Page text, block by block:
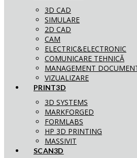
3D CAD
SIMULARE
2D CAD
CAM
ELECTRIC&ELECTRONIC
COMUNICARE TEHNICĂ
MANAGEMENT
VIZUALIZARE
PRINT3D
3D SYSTEMS
MARKFORGED
FORMLABS
HP 3D PRINTING
MASSIVIT
SCAN3D